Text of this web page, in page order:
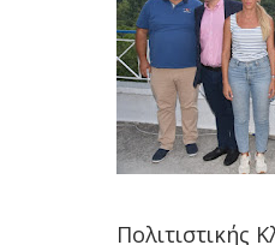
Πολιτιστικής